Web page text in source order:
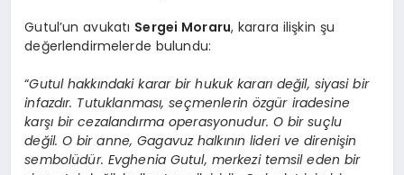
Gutul’un avukatı Sergei Moraru, karara ilişkin şu
değerlendirmelerde bulundu:
“Gutul hakkındaki karar bir hukuk kararı değil, siyasi bir
infazdır. Tutuklanması, seçmenlerin özgür iradesine
karşı bir cezalandırma operasyonudur. O bir suçlu
değil. O bir anne, Gagavuz halkının lideri ve direnişin
sembolüdür. Evghenia Gutul, merkezi temsil eden bir